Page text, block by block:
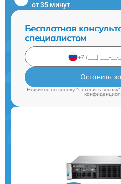
от 35 минут
Бесплатная
специалистом
Оставить
Нажимая на кнопку "Оставить